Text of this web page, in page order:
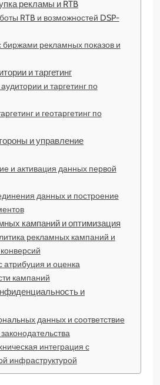
рекламы и RTB
RTB и возможностей DSP-
биржами рекламных показов и
и таргетинг
и таргетинг по
и геотаргетинг по
и управление
и активация данных первой
данных и построение
кампаний и оптимизация
рекламных кампаний и
атрибуция и оценка
кампаний
и
данных и соответствие
интеграция с
инфраструктурой